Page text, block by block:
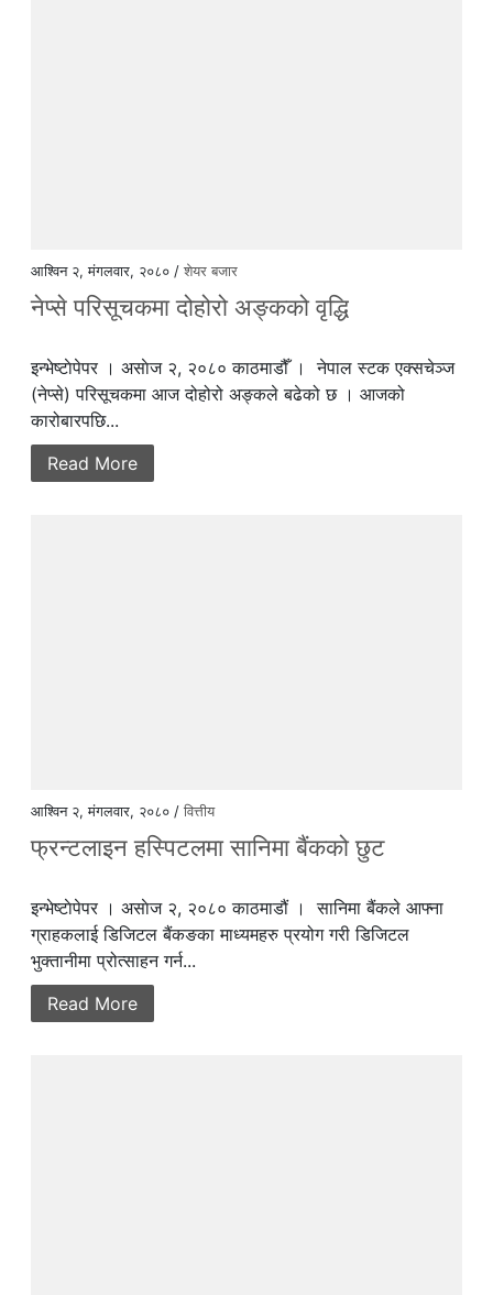
आश्विन २, मंगलवार, २०८० /शेयर बजार
नेप्से परिसूचकमा दोहोरो अङ्कको वृद्धि
इन्भेष्टाेपेपर । असाेज २, २०८० काठमाडौँ । नेपाल स्टक एक्सचेञ्ज
(नेप्से) परिसूचकमा आज दोहोरो अङ्कले बढेको छ । आजको
कारोबारपछि...
Read More
आश्विन २, मंगलवार, २०८० /वित्तीय
फ्रन्टलाइन हस्पिटलमा सानिमा बैंकको छुट
इन्भेष्टाेपेपर । असाेज २, २०८० काठमाडौं । सानिमा बैंकले आफ्ना
ग्राहकलाई डिजिटल बैंकङका माध्यमहरु प्रयोग गरी डिजिटल
भुक्तानीमा प्रोत्साहन गर्न...
Read More